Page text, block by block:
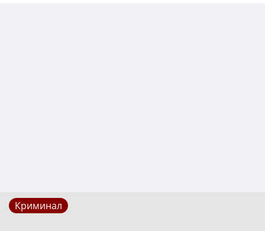
Криминал